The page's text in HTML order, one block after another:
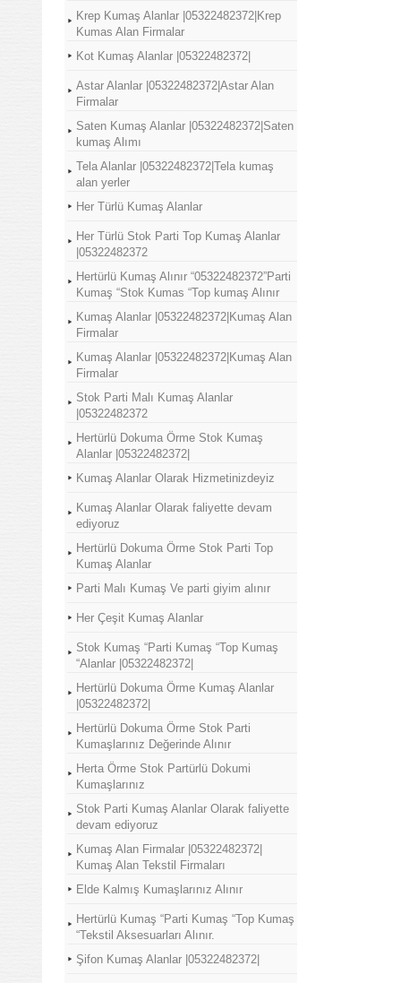
Krep Kumaş Alanlar |05322482372|Krep
Kumas Alan Firmalar
Kot Kumaş Alanlar |05322482372|
Astar Alanlar |05322482372|Astar Alan
Firmalar
Saten Kumaş Alanlar |05322482372|Saten
kumaş Alımı
Tela Alanlar |05322482372|Tela kumaş
alan yerler
Her Türlü Kumaş Alanlar
Her Türlü Stok Parti Top Kumaş Alanlar
|05322482372
Hertürlü Kumaş Alınır “05322482372”Parti
Kumaş “Stok Kumas “Top kumaş Alınır
Kumaş Alanlar |05322482372|Kumaş Alan
Firmalar
Kumaş Alanlar |05322482372|Kumaş Alan
Firmalar
Stok Parti Malı Kumaş Alanlar
|05322482372
Hertürlü Dokuma Örme Stok Kumaş
Alanlar |05322482372|
Kumaş Alanlar Olarak Hizmetinizdeyiz
Kumaş Alanlar Olarak faliyette devam
ediyoruz
Hertürlü Dokuma Örme Stok Parti Top
Kumaş Alanlar
Parti Malı Kumaş Ve parti giyim alınır
Her Çeşit Kumaş Alanlar
Stok Kumaş “Parti Kumaş “Top Kumaş
“Alanlar |05322482372|
Hertürlü Dokuma Örme Kumaş Alanlar
|05322482372|
Hertürlü Dokuma Örme Stok Parti
Kumaşlarınız Değerinde Alınır
Herta Örme Stok Partürlü Dokumi
Kumaşlarınız
Stok Parti Kumaş Alanlar Olarak faliyette
devam ediyoruz
Kumaş Alan Firmalar |05322482372|
Kumaş Alan Tekstil Firmaları
Elde Kalmış Kumaşlarınız Alınır
Hertürlü Kumaş “Parti Kumaş “Top Kumaş
“Tekstil Aksesuarları Alınır.
Şifon Kumaş Alanlar |05322482372|